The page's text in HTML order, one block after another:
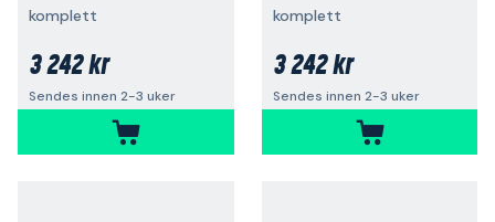
komplett
3 242 kr
Sendes innen 2-3 uker
komplett
3 242 kr
Sendes innen 2-3 uker